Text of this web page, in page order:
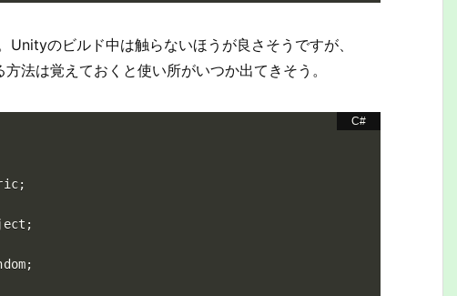
のビルド中は触らないほうが良さそうですが、
法は覚えておくと使い所がいつか出てきそう。
;
;
;